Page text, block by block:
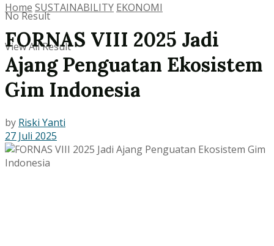
No Result
View All Result
Home SUSTAINABILITY EKONOMI
FORNAS VIII 2025 Jadi
Ajang Penguatan Ekosistem
Gim Indonesia
by Riski Yanti
27 Juli 2025